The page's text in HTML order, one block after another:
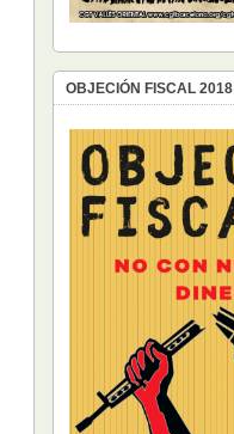
OBJECIÓN FISCAL 2018